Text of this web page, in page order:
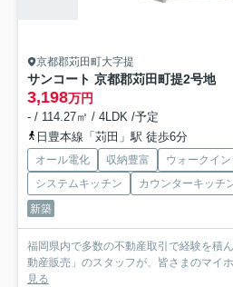
京都郡苅田町大字提
サンコート 京都郡苅田町提2号地
3,198万円
- / 114.27㎡ / 4LDK /予定
日豊本線「苅田」駅 徒歩6分
オール電化 収納豊富
ウォークイ
システムキッチン
カウンターキッチ
新築
福岡県内で多数の不動産取引で経験を積
動産販売」のスタッフが、皆さまのマイ
見る